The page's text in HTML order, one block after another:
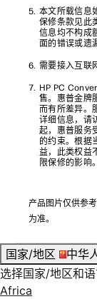
本文所载信息
保修条款见此
信息均不构成
面的错误或遗
需要接入互联
HP PC
售。惠普金牌
而有所差异。
详细信息，请
起，惠普服务
的约束。根据
益，此类权益
限保修的影响。
产品图片仅供参
为准。
国家/地区
中华
选择国家/地区和
Africa